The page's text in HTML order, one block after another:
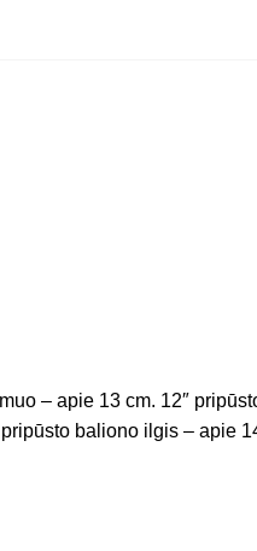
– apie 13 cm. 12″
baliono ilgis – apie